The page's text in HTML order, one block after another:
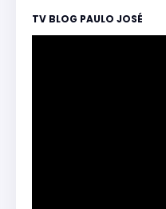
TV BLOG PAULO JOSÉ